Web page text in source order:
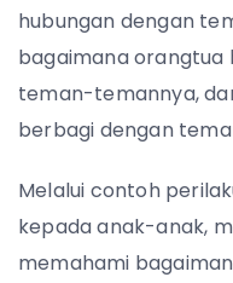
hubungan dengan
bagaimana orangtua
teman-temannya,
berbagi dengan
Melalui contoh
kepada anak-anak,
memahami